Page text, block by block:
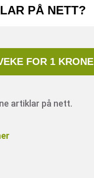
PÅ NETT?
FOR 1 KRONE
artiklar på nett.